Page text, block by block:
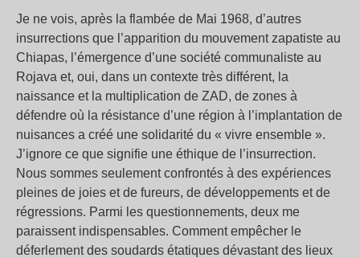
Je ne vois, après la flambée de Mai 1968, d’autres
insurrections que l’apparition du mouvement zapatiste au
Chiapas, l’émergence d’une société communaliste au
Rojava et, oui, dans un contexte très différent, la
naissance et la multiplication de ZAD, de zones à
défendre où la résistance d’une région à l’implantation de
nuisances a créé une solidarité du « vivre ensemble ».
J’ignore ce que signifie une éthique de l’insurrection.
Nous sommes seulement confrontés à des expériences
pleines de joies et de fureurs, de développements et de
régressions. Parmi les questionnements, deux me
paraissent indispensables. Comment empêcher le
déferlement des soudards étatiques dévastant des lieux